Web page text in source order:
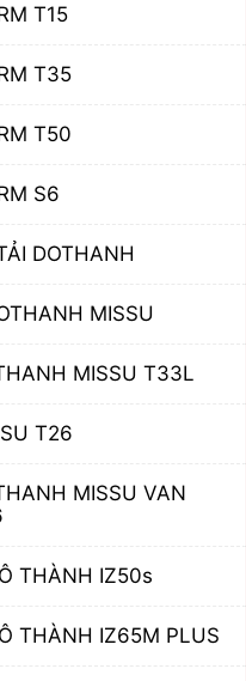
T15
T35
T50
S6
DOTHANH
MISSU
MISSU T33L
T26
MISSU VAN
THÀNH IZ50s
THÀNH IZ65M PLUS